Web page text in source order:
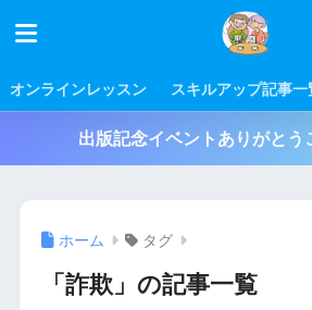
オンラインレッスン スキルアップ記事一
出版記念イベントありがとう
ホーム タグ
「詐欺」の記事一覧